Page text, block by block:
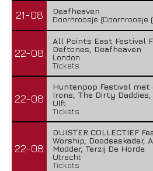
21-08
Deafheaven
Doornroosje (Doornroosje
22-08
All Points East Festival
Deftones, Deafheaven
London
Tickets
22-08
Huntenpop Festival met
Irons, The Dirty
Ulft
Tickets
22-08
DUISTER COLLECTIEF
Worship, Doodseskader,
Modder, Terzij De Horde
Utrecht
Tickets